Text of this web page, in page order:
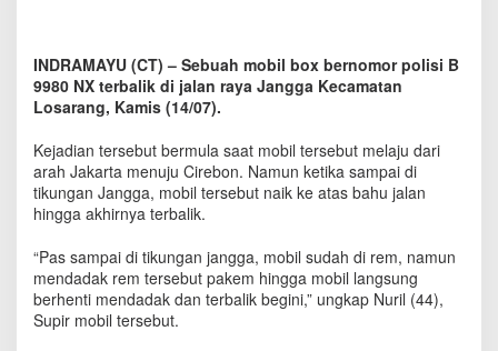
g
u
l
n
g
d
i
i
k
u
n
INDRAMAYU (CT) – Sebuah mobil box bernomor polisi B
9980 NX terbalik di jalan raya Jangga Kecamatan
Losarang, Kamis (14/07).
Kejadian tersebut bermula saat mobil tersebut melaju dari
arah Jakarta menuju Cirebon. Namun ketika sampai di
tikungan Jangga, mobil tersebut naik ke atas bahu jalan
hingga akhirnya terbalik.
“Pas sampai di tikungan jangga, mobil sudah di rem, namun
mendadak rem tersebut pakem hingga mobil langsung
berhenti mendadak dan terbalik begini,” ungkap Nuril (44),
Supir mobil tersebut.